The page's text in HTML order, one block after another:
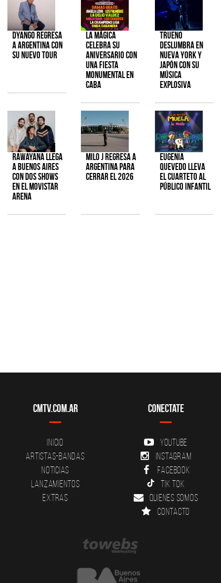
Dyango regresa
a Argentina con
su nuevo tour
La Mágica
celebra su
aniversario con
una fiesta
monumental en
CABA
TRUENO
deslumbra en
Nueva York y
Japón con su
música
explosiva
Rawayana llega
a Buenos Aires
con dos shows
en el Movistar
Arena
Milo J regresa a
Argentina para
cerrar el 2026
Eugenia
Quevedo lleva
el cuarteto al
público infantil
CMTV.com.ar
Inicio
Artistas-Bandas
Noticias
Lanzamientos
Extras
Conectate
YouTube
Instagram
Facebook
Tik Tok
Quienes somos
Contacto